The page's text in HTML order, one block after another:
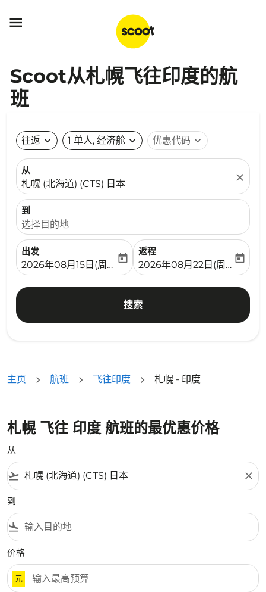

Scoot从札幌飞往印度的航
班
往返 expand_more 1 单人, 经济舱 expand_more 优惠代码 expand_more
从
札幌 (北海道) (CTS) 日本
close
到
选择目的地
出发
fc-booking-departure-date-aria-label
2026年08月15日(周六)
today
返程
fc-booking-return-date-
2026年08月22日(周六)
today
搜索
主页 航班 飞往印度 札幌 - 印度
札幌 飞往 印度 航班的最优惠价格
从
flight_takeoff close
到
flight_land
价格
元